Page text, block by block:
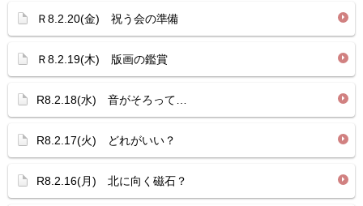
Ｒ8.2.20(金) 祝う会の準備
Ｒ8.2.19(木) 版画の鑑賞
R8.2.18(水) 音がそろって…
R8.2.17(火) どれがいい？
R8.2.16(月) 北に向く磁石？